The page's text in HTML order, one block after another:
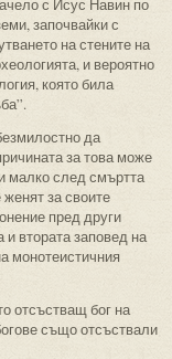
с Исус Навин по
започвайки с
на стените на
и вероятно
която била
да
за това може
малко след смъртта
за своите
пред други
втората заповед на
монотеистичния
отсъстващ бог на
също отсъствали